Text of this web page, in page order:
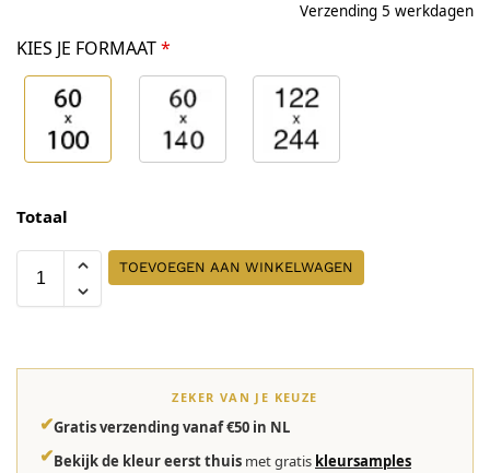
Verzending 5 werkdagen
KIES JE FORMAAT*
Totaal
TOEVOEGEN AAN WINKELWAGEN
ZEKER VAN JE KEUZE
✔Gratis verzending vanaf €50 in NL
✔Bekijk de kleur eerst thuis met gratis kleursamples